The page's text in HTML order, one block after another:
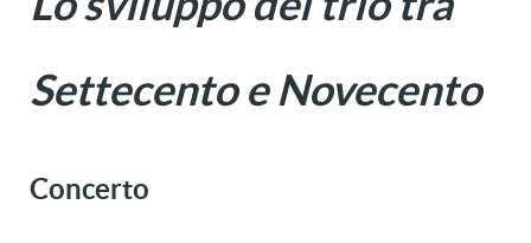
Settecento e Novecento
Concerto